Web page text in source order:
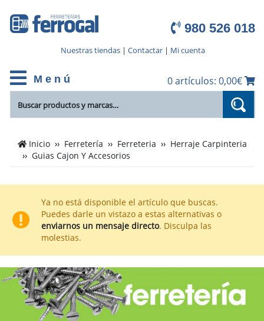
980 526 018
Nuestras tiendas| Contactar| Mi cuenta
M e n ú 0 artículos: 0,00€
Cientos
de
de
Guias
Cajon
Y
Accesorios
en
el
catálogo
Inicio Ferretería Ferreteria
Herraje Carpinteria
Guias Cajon Y Accesorios
Ya no está disponible el artículo que buscas.
Puedes darle un vistazo a estas alternativas o
enviarnos un mensaje directo. Disculpa las
molestias.